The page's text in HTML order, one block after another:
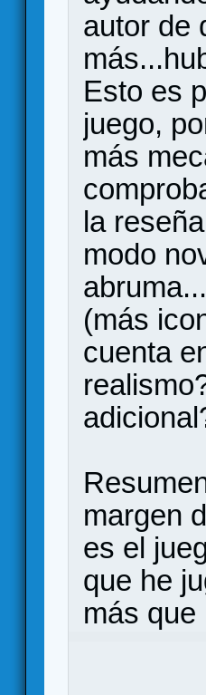
autor de
Esto es
juego,
más
la
modo
(más
cuenta
margen
es el
que he
más que